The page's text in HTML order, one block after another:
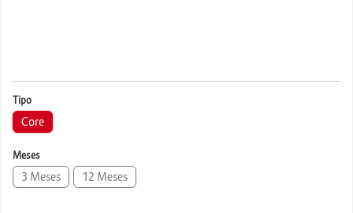
Tipo
Core
Meses
3 Meses 12 Meses